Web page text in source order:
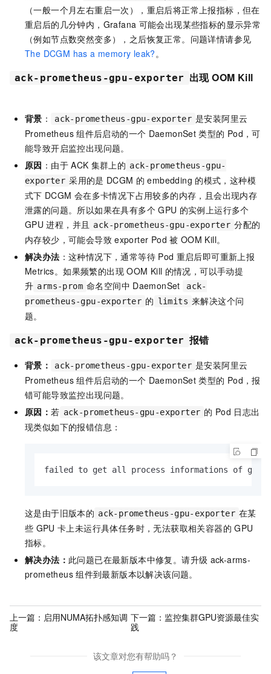
（一般一个月左右重启一次），重启后将正常上报指标，但在
重启后的几分钟内，Grafana 可能会出现某些指标的显示异常
（例如节点数突然变多），之后恢复正常。问题详情请参见
The DCGM has a memory leak? 。
ack-prometheus-gpu-exporter 出现 OOM Kill
背景 ： ack-prometheus-gpu-exporter 是安装阿里云
Prometheus 组件后启动的一个 DaemonSet 类型的 Pod，可
能导致开启监控出现问题。
原因 ：由于 ACK 集群上的 ack-prometheus-gpu-
exporter 采用的是 DCGM 的 embedding 的模式，这种模
式下 DCGM 会在多卡情况下占用较多的内存，且会出现内存
泄露的问题。所以如果在具有多个 GPU 的实例上运行多个
GPU 进程，并且 ack-prometheus-gpu-exporter 分配的
内存较少，可能会导致 exporter Pod 被 OOM Kill。
解决办法 ：这种情况下，通常等待 Pod 重启后即可重新上报
Metrics。如果频繁的出现 OOM Kill 的情况，可以手动提
升 arms-prom 命名空间中 DaemonSet
ack-
prometheus-gpu-exporter 的 limits 来解决这个问
题。
ack-prometheus-gpu-exporter 报错
背景： ack-prometheus-gpu-exporter 是安装阿里云
Prometheus 组件后启动的一个 DaemonSet 类型的 Pod，报
错可能导致监控出现问题。
原因：若 ack-prometheus-gpu-exporter 的 Pod 日志出
现类似如下的报错信息：
failed to get all process informations of
这是由于旧版本的 ack-prometheus-gpu-exporter 在某
些 GPU 卡上未运行具体任务时，无法获取相关容器的 GPU
指标。
解决办法： 此问题已在最新版本中修复。请升级 ack-arms-
prometheus 组件到最新版本以解决该问题。
上一篇： 启用NUMA拓扑感知调
度
下一篇： 监控集群GPU资源最佳实
践
该文章对您有帮助吗？